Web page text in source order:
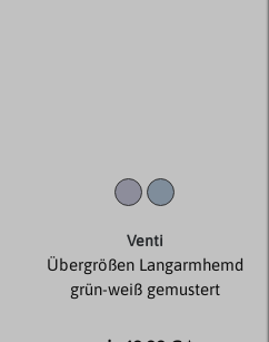
Venti
Übergrößen Langarmhemd
grün-weiß gemustert